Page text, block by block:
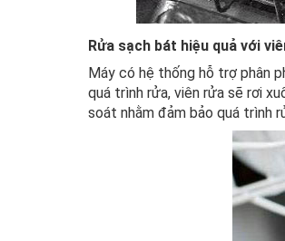
Rửa sạch bát hiệu quả với
Máy có hệ thống hỗ trợ phân
quá trình rửa, viên rửa sẽ rơi
soát nhằm đảm bảo quá trình